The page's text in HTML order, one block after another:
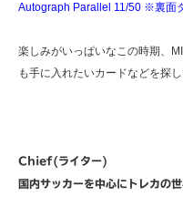
Autograph Parallel 11/50 ※裏面
楽しみがいっぱいなこの時期、
も手に入れたいカードなどを探
Chief(ライター)
国内サッカーを中心にトレカの